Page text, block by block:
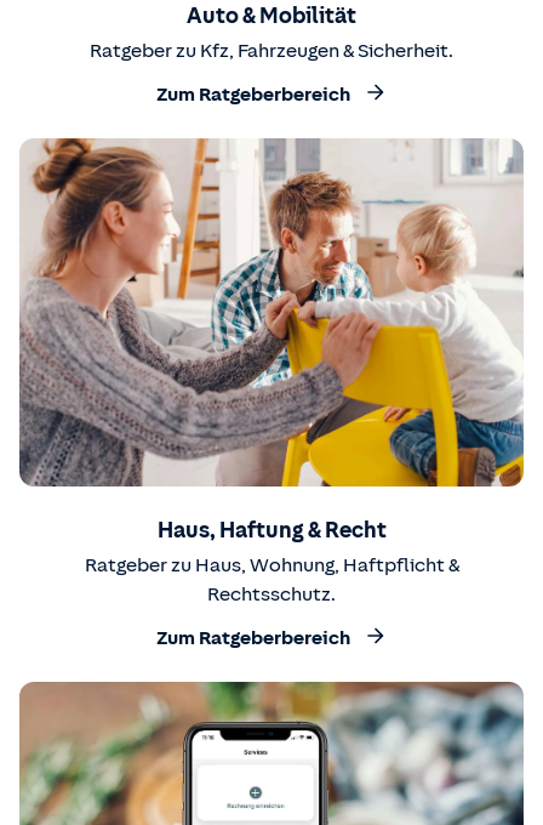
Auto & Mobilität
Ratgeber zu Kfz, Fahrzeugen & Sicherheit.
Zum Ratgeberbereich
Haus, Haftung & Recht
Ratgeber zu Haus, Wohnung, Haftpflicht &
Rechtsschutz.
Zum Ratgeberbereich